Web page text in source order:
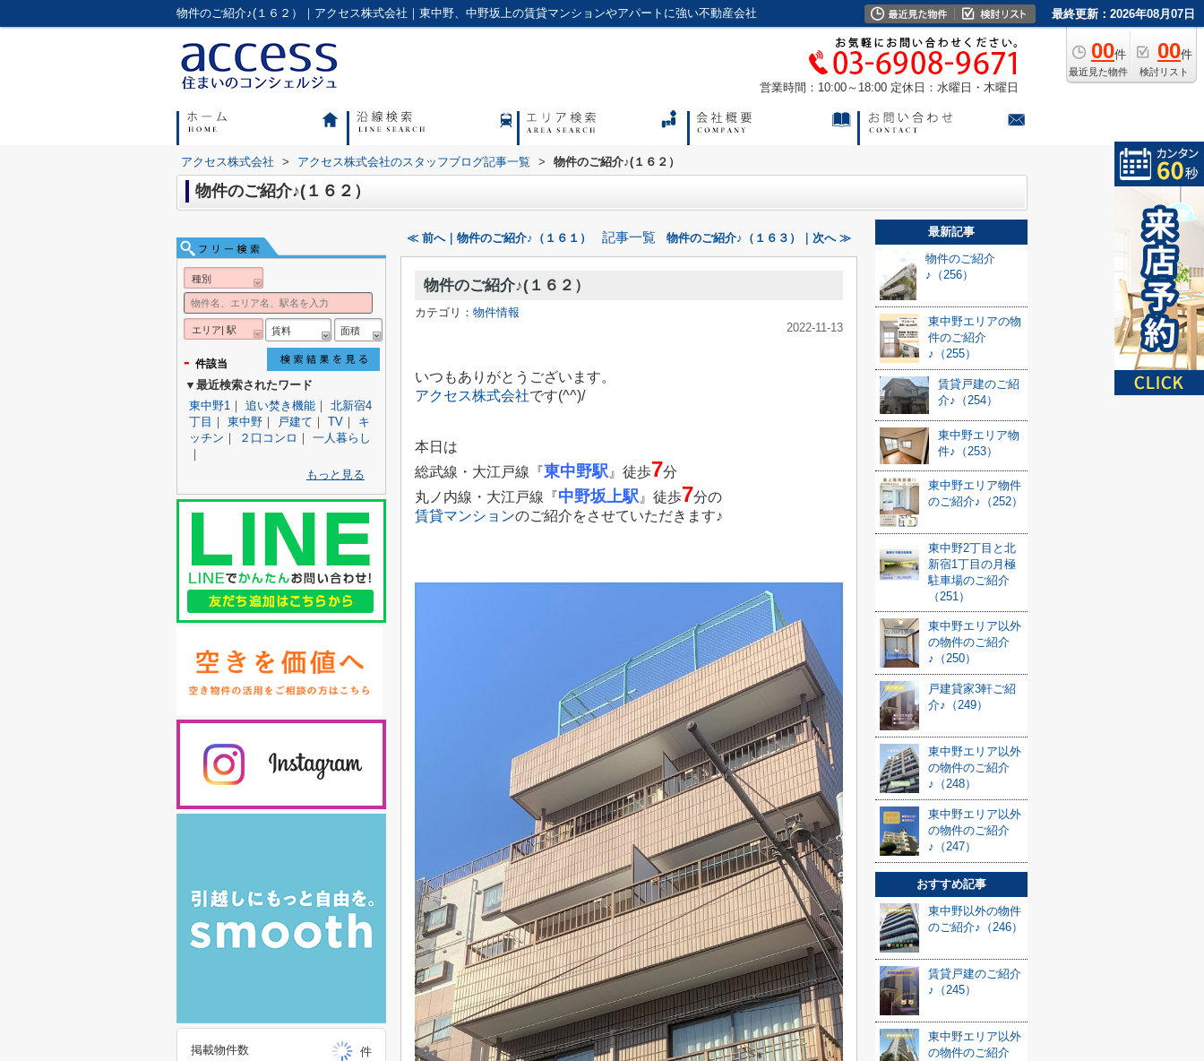
物件のご紹介♪(１６２）｜アクセス株式会社｜東中野、中野坂上の賃貸マンションやアパートに強い不動産会社 最終更新：2026年08月07日
00件
最近見た物件
00件
検討リスト
営業時間：10:00～18:00 定休日：水曜日・木曜日
アクセス株式会社 > アクセス株式会社のスタッフブログ記事一覧 > 物件のご紹介♪(１６２）
物件のご紹介♪(１６２）
≪ 前へ｜物件のご紹介♪（１６１） 記事一覧 物件のご紹介♪（１６３）｜次へ ≫
物件のご紹介♪(１６２）
カテゴリ： 物件情報
2022-11-13
いつもありがとうございます。
アクセス株式会社です(^^)/
本日は
総武線・大江戸線『東中野駅 』 徒歩7分
丸ノ内線・大江戸線 『中野坂上駅 』 徒歩7分の
賃貸マンションのご紹介をさせていただきます♪
最新記事
物件のご紹介
♪（256）
東中野エリアの物
件のご紹介
♪（255）
賃貸戸建のご紹
介♪（254）
東中野エリア物
件♪（253）
東中野エリア物件
のご紹介♪（252）
東中野2丁目と北
新宿1丁目の月極
駐車場のご紹介
（251）
東中野エリア以外
の物件のご紹介
♪（250）
戸建貸家3軒ご紹
介♪（249）
東中野エリア以外
の物件のご紹介
♪（248）
東中野エリア以外
の物件のご紹介
♪（247）
おすすめ記事
東中野以外の物件
のご紹介♪（246）
賃貸戸建のご紹介
♪（245）
東中野エリア以外
の物件のご紹介
種別
エリア| 駅 賃料 面積
- 件該当
▼最近検索されたワード
東中野1 ｜ 追い焚き機能 ｜ 北新宿4
丁目 ｜ 東中野 ｜ 戸建て ｜ TV ｜ キ
ッチン ｜ ２口コンロ ｜ 一人暮らし
｜
もっと見る
掲載物件数
件